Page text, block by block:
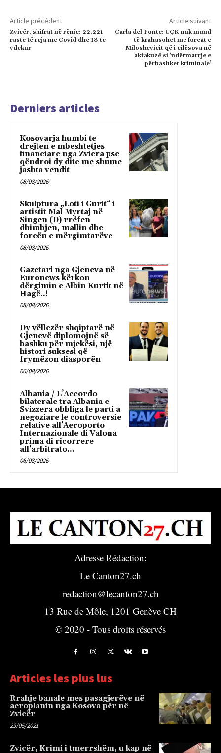
Article précédent
Zvicër, shifrat në rënie: 22.221
raste të reja me Covid dhe 18 te
vdekur
Article suivant
Carla del Ponte: UÇK nuk mund
të krahasohet me forcat e
Miloshevicit që i cilësova në
aktakuzë si ‘ndërmarrje e
përbashket kriminale’
Derniers articles
Kosovarja humbi te
drejten e mbeshtetjes
financiare nga Zvicra pse
qëndroi dy dite me shume
jashta vendit
08/08/2026
Skulptura „Loti i Gurit“ i
artistit Mal Myrtaj në
Singen (D) rrëfen
dhimbjen, mallin dhe
forcën e mërgimtarëve
08/08/2026
Gazetari nga Gjeneva në
Euronews kërkon
dërgimin e Albin Kurtit në
Hagë..!
08/08/2026
Dy vëllezër shqiptarë në
Gjenevë diplomojnë së
bashku për mjekësi, një
histori suksesi që
frymëzon diasporën
06/08/2026
Albania / L’Accordo
bilaterale tra Albania e
Svizzera obbliga le parti a
negoziare le controversie
relative all’Aeroporto
Internazionale di Valona
prima di ricorrere
all’arbitrato...
06/08/2026
Adresse Rédaction:
Le Canton27.ch
redaction@lecanton27.ch
13 Rue de Môle, 1201 Genève CH
© 2020 - Tous droits réservés
Articles les plus lus
Rrahje banale mes pasagjerëve në
aeroplanin nga Kosova për në
Zvicër
29/05/2021
Zvicër, Krimi i tmerrshëm, u kap në